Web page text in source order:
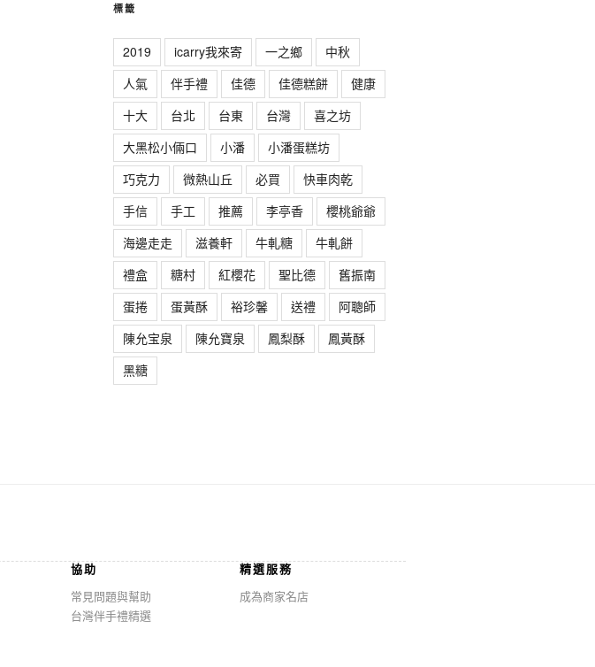
標籤
2019 icarry我來寄 一之鄉
中秋
人氣
伴手禮 佳德 佳德糕餅
健康
十大
台北 台東 台灣
喜之坊
大黑松小倆口
小潘
小潘蛋糕坊
巧克力
微熱山丘 必買
快車肉乾
手信
手工 推薦 李亭香
櫻桃爺爺
海邊走走
滋養軒 牛軋糖
牛軋餅
禮盒
糖村 紅櫻花 聖比德
舊振南
蛋捲
蛋黃酥 裕珍馨 送禮
阿聰師
陳允宝泉
陳允寶泉 鳳梨酥
鳳黃酥
黑糖
協助
常見問題與幫助
台灣伴手禮精選
精選服務
成為商家名店